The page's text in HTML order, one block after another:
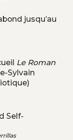
jusqu’au
Le Roman
Sylvain
Self-